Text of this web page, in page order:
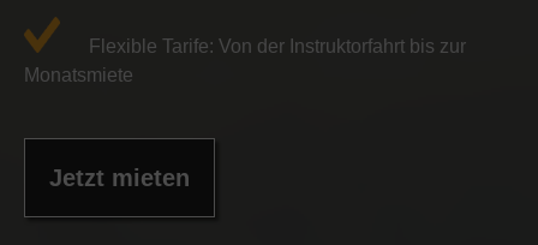
Flexible Tarife: Von der Instruktorfahrt bis zur
Monatsmiete
Jetzt mieten